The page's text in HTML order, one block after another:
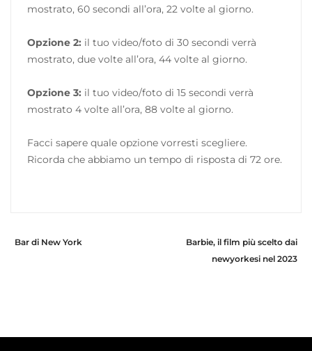
mostrato, 60 secondi all’ora, 22 volte al giorno.
Opzione 2: il tuo video/foto di 30 secondi verrà
mostrato, due volte all’ora, 44 volte al giorno.
Opzione 3: il tuo video/foto di 15 secondi verrà
mostrato 4 volte all’ora, 88 volte al giorno.
Facci sapere quale opzione vorresti scegliere.
Ricorda che abbiamo un tempo di risposta di 72 ore.
Bar di New York
Barbie, il film più scelto dai
newyorkesi nel 2023